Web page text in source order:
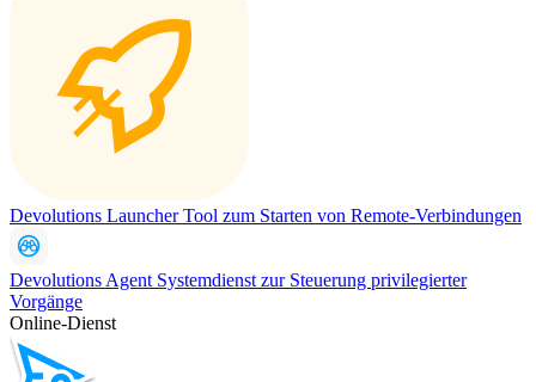
Devolutions LauncherTool zum Starten von Remote-Verbindungen
Devolutions Agent Systemdienst zur Steuerung privilegierter
Vorgänge
Online-Dienst